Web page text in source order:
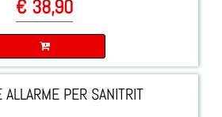
€ 38,90
ALLARME PER SANITRIT